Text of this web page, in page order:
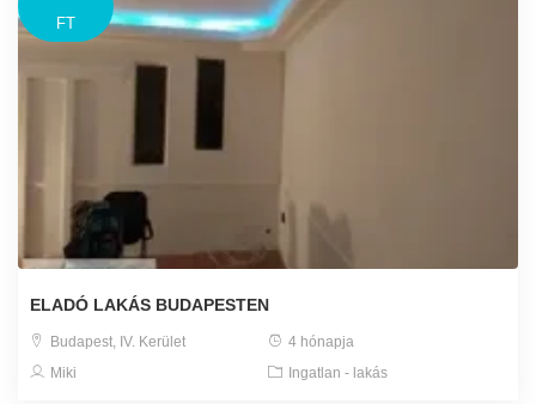
FT
ELADÓ LAKÁS BUDAPESTEN
Budapest, IV. Kerület
4 hónapja
Miki
Ingatlan - lakás